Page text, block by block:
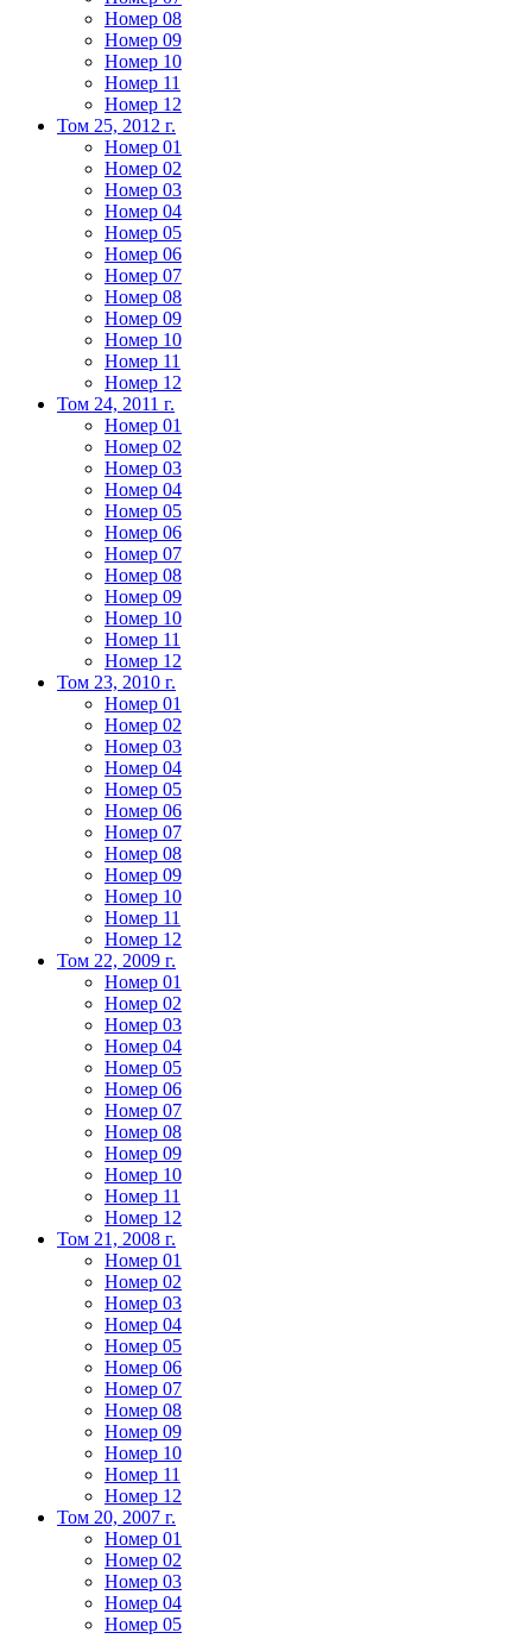
Номер 08
Номер 09
Номер 10
Номер 11
Номер 12
Том 25, 2012 г.
Номер 01
Номер 02
Номер 03
Номер 04
Номер 05
Номер 06
Номер 07
Номер 08
Номер 09
Номер 10
Номер 11
Номер 12
Том 24, 2011 г.
Номер 01
Номер 02
Номер 03
Номер 04
Номер 05
Номер 06
Номер 07
Номер 08
Номер 09
Номер 10
Номер 11
Номер 12
Том 23, 2010 г.
Номер 01
Номер 02
Номер 03
Номер 04
Номер 05
Номер 06
Номер 07
Номер 08
Номер 09
Номер 10
Номер 11
Номер 12
Том 22, 2009 г.
Номер 01
Номер 02
Номер 03
Номер 04
Номер 05
Номер 06
Номер 07
Номер 08
Номер 09
Номер 10
Номер 11
Номер 12
Том 21, 2008 г.
Номер 01
Номер 02
Номер 03
Номер 04
Номер 05
Номер 06
Номер 07
Номер 08
Номер 09
Номер 10
Номер 11
Номер 12
Том 20, 2007 г.
Номер 01
Номер 02
Номер 03
Номер 04
Номер 05